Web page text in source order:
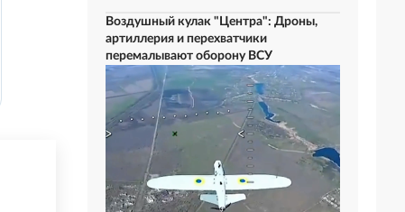
Воздушный кулак "Центра": Дроны,
артиллерия и перехватчики
перемалывают оборону ВСУ